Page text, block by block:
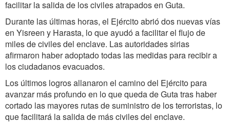
facilitar la salida de los civiles atrapados en Guta.
Durante las últimas horas, el Ejército abrió dos nuevas vías
en Yisreen y Harasta, lo que ayudó a facilitar el flujo de
miles de civiles del enclave. Las autoridades sirias
afirmaron haber adoptado todas las medidas para recibir a
los ciudadanos evacuados.
Los últimos logros allanaron el camino del Ejército para
avanzar más profundo en lo que queda de Guta tras haber
cortado las mayores rutas de suministro de los terroristas, lo
que facilitará la salida de más civiles del enclave.